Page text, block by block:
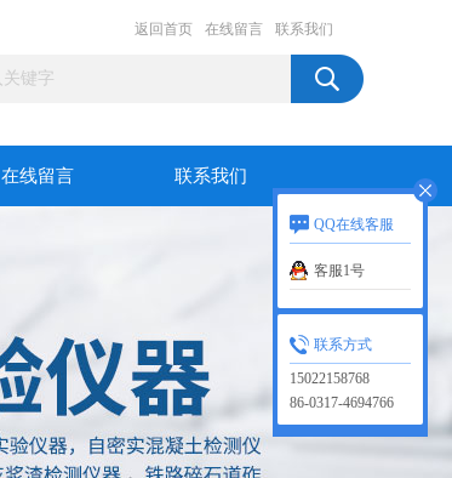
返回首页 在线留言 联系我们
在线留言 联系我们
QQ在线客服
客服1号
联系方式
15022158768
86-0317-4694766